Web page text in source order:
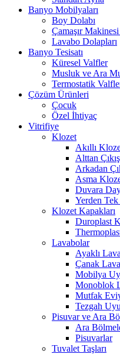
Banyo Mobilyaları
Boy Dolabı
Çamaşır
Lavabo Dolapları
Banyo Tesisatı
Küresel Valfler
Musluk ve Ara
Termostatik
Çözüm Ürünleri
Çocuk
Özel İhtiyaç
Vitrifiye
Klozet
Akıllı
Alttan
Arkadan
Asma
Duvara
Yerden
Klozet Kapakları
Duroplast
Lavabolar
Ayaklı
Çanak
Mobilya
Monoblok
Mutfak
Tezgah
Pisuvar ve Ara
Ara
Pisuvarlar
Tuvalet Taşları